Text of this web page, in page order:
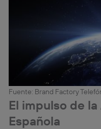
Fuente: Brand Factory
El impulso de
Española